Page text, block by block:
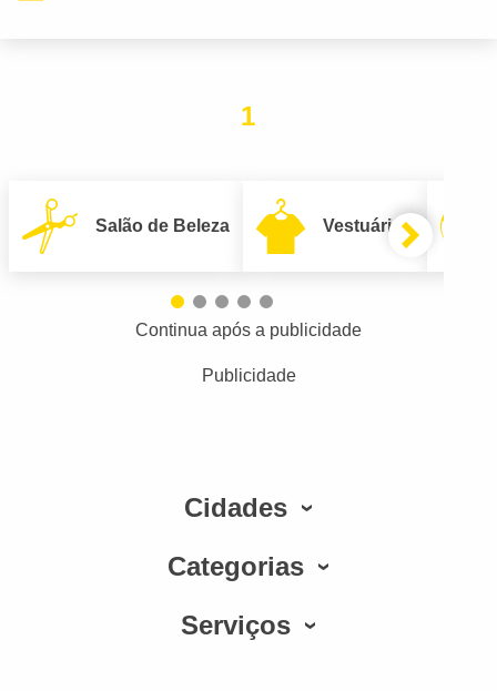
1
Salão de Beleza Vestuário
Continua após a publicidade
Publicidade
Cidades
Categorias
Serviços